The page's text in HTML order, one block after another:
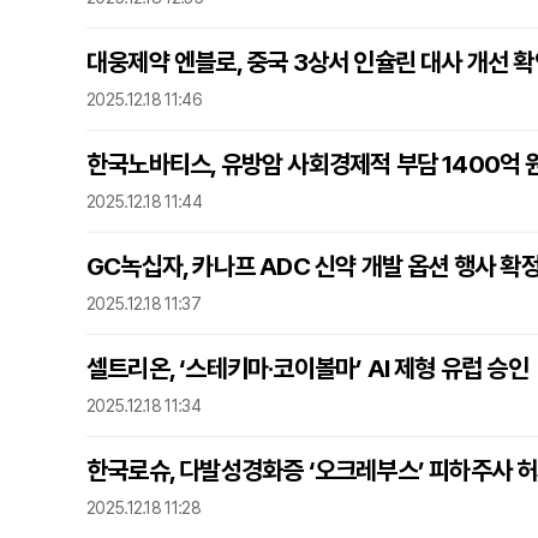
대웅제약 엔블로, 중국 3상서 인슐린 대사 개선
2025.12.18 11:46
한국노바티스, 유방암 사회경제적 부담 1400억
2025.12.18 11:44
GC녹십자, 카나프 ADC 신약 개발 옵션 행사 확
2025.12.18 11:37
셀트리온, ‘스테키마·코이볼마’ AI 제형 유럽 승인
2025.12.18 11:34
한국로슈, 다발성경화증 ‘오크레부스’ 피하주사
2025.12.18 11:28